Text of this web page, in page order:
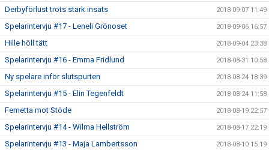
Derbyförlust trots stark insats 2018-09-07 11:49
Spelarintervju #17 - Leneli Grönoset 2018-09-06 16:57
Hille höll tätt 2018-09-04 23:38
Spelarintervju #16 - Emma Fridlund 2018-08-31 10:58
Ny spelare inför slutspurten 2018-08-24 18:39
Spelarintervju #15 - Elin Tegenfeldt 2018-08-24 11:58
Femetta mot Stöde 2018-08-19 22:57
Spelarintervju #14 - Wilma Hellström 2018-08-17 22:19
Spelarintervju #13 - Maja Lambertsson 2018-08-10 15:19